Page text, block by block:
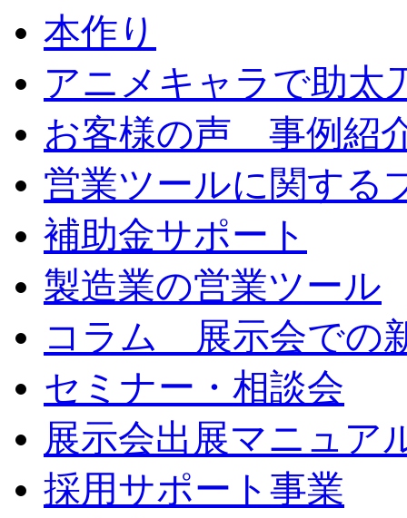
本作り
アニメキャラで助太
お客様の声 事例紹
営業ツールに関する
補助金サポート
製造業の営業ツール
コラム 展示会での
セミナー・相談会
展示会出展マニュア
採用サポート事業